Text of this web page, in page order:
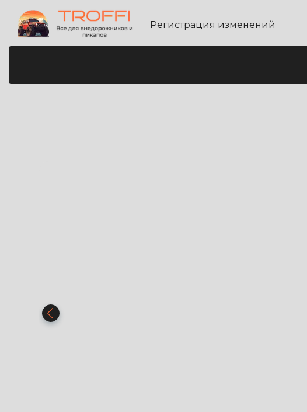
Регистрация изменений